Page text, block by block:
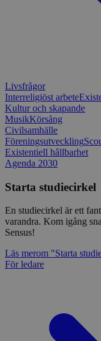
Livsfrågor
Interreligiöst arbete
Kultur och skapande
MusikKörsång
Civilsamhälle
Föreningsutveckling
Existentiell hållbarhet
Agenda 2030
Starta studiecirkel
En studiecirkel är ett
varandra. Kom igång
Sensus!
Läs merom "Starta
För ledare